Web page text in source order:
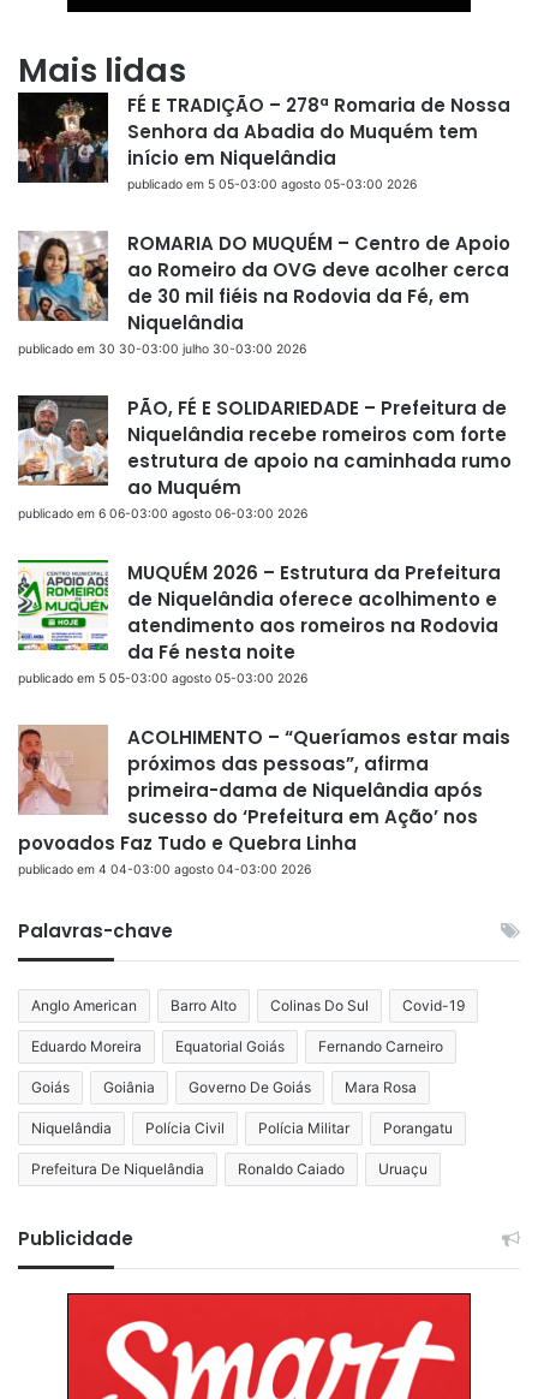
Mais lidas
FÉ E TRADIÇÃO – 278ª Romaria de Nossa
Senhora da Abadia do Muquém tem
início em Niquelândia
publicado em 5 05-03:00 agosto 05-03:00 2026
ROMARIA DO MUQUÉM – Centro de Apoio
ao Romeiro da OVG deve acolher cerca
de 30 mil fiéis na Rodovia da Fé, em
Niquelândia
publicado em 30 30-03:00 julho 30-03:00 2026
PÃO, FÉ E SOLIDARIEDADE – Prefeitura de
Niquelândia recebe romeiros com forte
estrutura de apoio na caminhada rumo
ao Muquém
publicado em 6 06-03:00 agosto 06-03:00 2026
MUQUÉM 2026 – Estrutura da Prefeitura
de Niquelândia oferece acolhimento e
atendimento aos romeiros na Rodovia
da Fé nesta noite
publicado em 5 05-03:00 agosto 05-03:00 2026
ACOLHIMENTO – “Queríamos estar mais
próximos das pessoas”, afirma
primeira-dama de Niquelândia após
sucesso do ‘Prefeitura em Ação’ nos
povoados Faz Tudo e Quebra Linha
publicado em 4 04-03:00 agosto 04-03:00 2026
Palavras-chave
Anglo American Barro Alto Colinas Do Sul Covid-19
Eduardo Moreira Equatorial Goiás Fernando Carneiro
Goiás Goiânia Governo De Goiás Mara Rosa
Niquelândia Polícia Civil Polícia Militar Porangatu
Prefeitura De Niquelândia Ronaldo Caiado Uruaçu
Publicidade